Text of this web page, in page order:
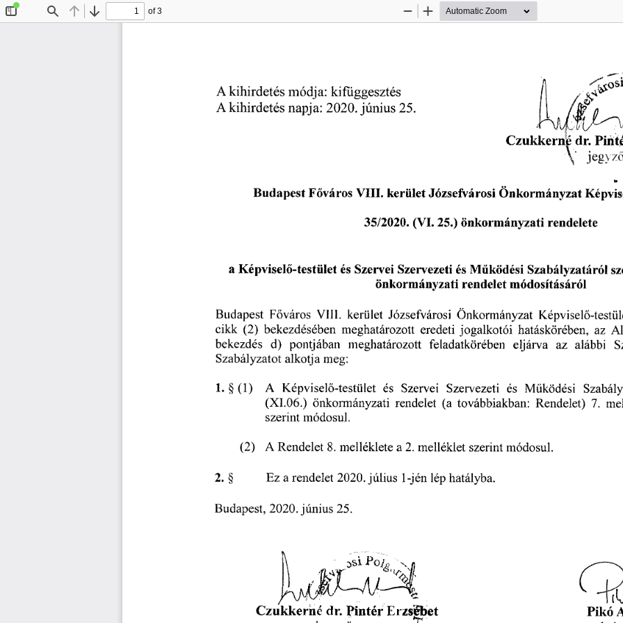
Find Previous
Next
of 3
Zoom
Zoom
Czukkern dr.
jegyz
Pikó
A kihirdetés módja: kifüggesztés
A kihirdetés napja: 2020. június 25.
Budapest Főváros VIII. kerület Józsefvárosi Önkormányzat
35/2020. (VI. 25.) önkormányzati rendelete
a Képviselő-testület és Szervei Szervezeti és Működési Szabályzatáról
önkormányzati rendelet módosításáról
Budapest Főváros VIII. kerület Józsefvárosi Önkormányzat Képviselő-
cikk (2) bekezdésében meghatározott eredeti jogalkotói hatáskörében, az
bekezdés
d) pontjában meghatározott feladatkörében eljárva az alábbi
Szabályzatot alkotja meg:
1. § (1) A Képviselő-testület és Szervei Szervezeti és Működési
(X1.06.) önkormányzati rendelet (a továbbiakban: Rendelet) 7.
szerint módosul.
(2) A Rendelet 8. melléklete a 2. melléklet szerint módosul.
2. § Ez a rendelet 2020. július 1-jén lép hatályba.
Budapest, 2020. június 25.
3si Po",
,Z v.
Czukkerne dr. Pintér Erzsibet